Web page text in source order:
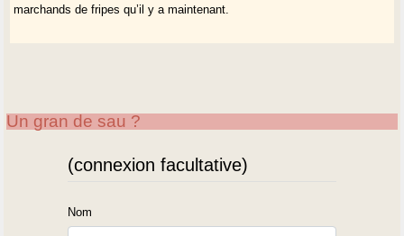
marchands de fripes qu’il y a maintenant.
Un gran de sau ?
(connexion facultative)
Nom